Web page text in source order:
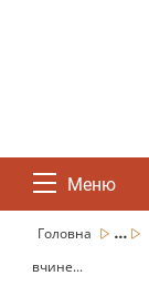
Меню
Головна ...
вчине...